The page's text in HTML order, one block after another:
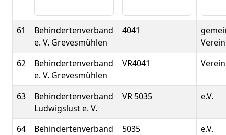
61
Behindertenverband
e. V. Grevesmühlen
4041
Verein
62
Behindertenverband
e. V. Grevesmühlen
VR4041 Verein
63
Behindertenverband
Ludwigslust e. V.
VR 5035 e.V.
64
Behindertenverband
5035 e.V.